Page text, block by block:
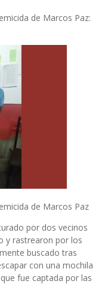
de Marcos Paz:
de Marcos Paz
por dos vecinos
y rastrearon por los
buscado tras
con una mochila
fue captada por las